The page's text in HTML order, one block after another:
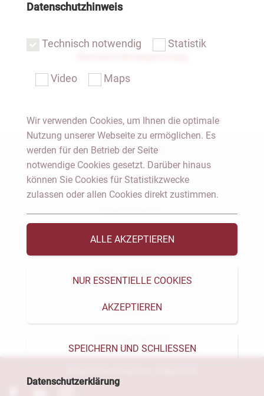
Notar Dresden
Fachgebiete
Das Notariat
Vorträge & Veröffentlichungen
Videos & Podcast
Aktuelles
Datenschutzhinweis
Technisch notwendig Statistik
Video Maps
Wir verwenden Cookies, um Ihnen die optimale
Nutzung unserer Webseite zu ermöglichen. Es
werden für den Betrieb der Seite
notwendige Cookies gesetzt. Darüber hinaus
können Sie Cookies für Statistikzwecke
zulassen oder allen Cookies direkt zustimmen.
ALLE AKZEPTIEREN
NUR ESSENTIELLE COOKIES
AKZEPTIEREN
SPEICHERN UND SCHLIESSEN
Datenschutzerklärung